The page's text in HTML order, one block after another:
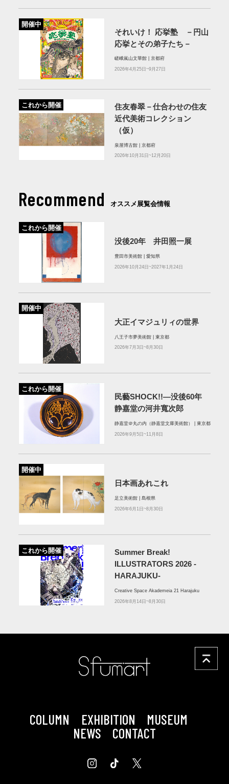
開催中
それいけ！ 応挙塾 －円山
応挙とその弟子たち－
嵯峨嵐山文華館 | 京都府
2026年4月25日~9月27日
これから開催
住友春翠－仕合わせの住友
近代美術コレクション
（仮）
泉屋博古館 | 京都府
2026年10月31日~12月20日
Recommend オススメ展覧会情報
これから開催
没後20年 井田照一展
豊田市美術館 | 愛知県
2026年10月24日~2027年1月24日
開催中
大正イマジュリィの世界
八王子市夢美術館 | 東京都
2026年7月3日~8月30日
これから開催
民藝SHOCK!!―没後60年
静嘉堂の河井寬次郎
静嘉堂＠丸の内（静嘉堂文庫美術館） | 東京都
2026年9月5日~11月8日
開催中
日本画あれこれ
足立美術館 | 島根県
2026年6月1日~8月30日
これから開催
Summer Break!
ILLUSTRATORS 2026 -
HARAJUKU-
Creative Space Akademeia 21 Harajuku
2026年8月14日~8月30日
COLUMN EXHIBITION
MUSEUM
NEWS
CONTACT